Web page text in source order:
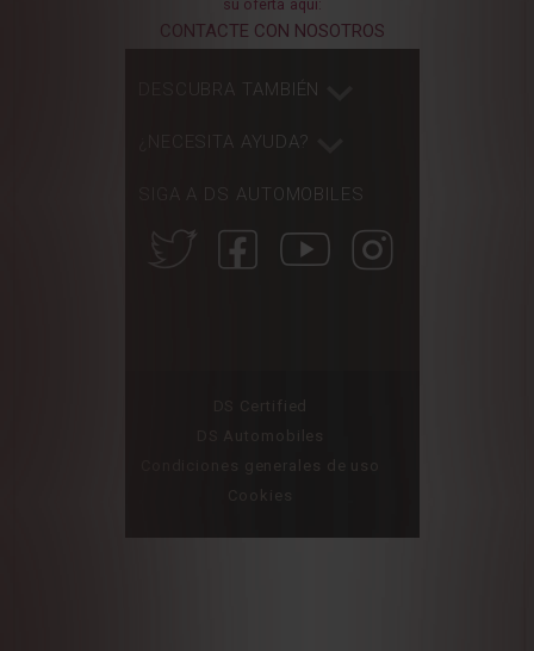
su oferta aquí:
CONTACTE CON NOSOTROS
DESCUBRA TAMBIÉN
¿NECESITA AYUDA?
SIGA A DS AUTOMOBILES
DS Certified
DS Automobiles
Condiciones generales de uso